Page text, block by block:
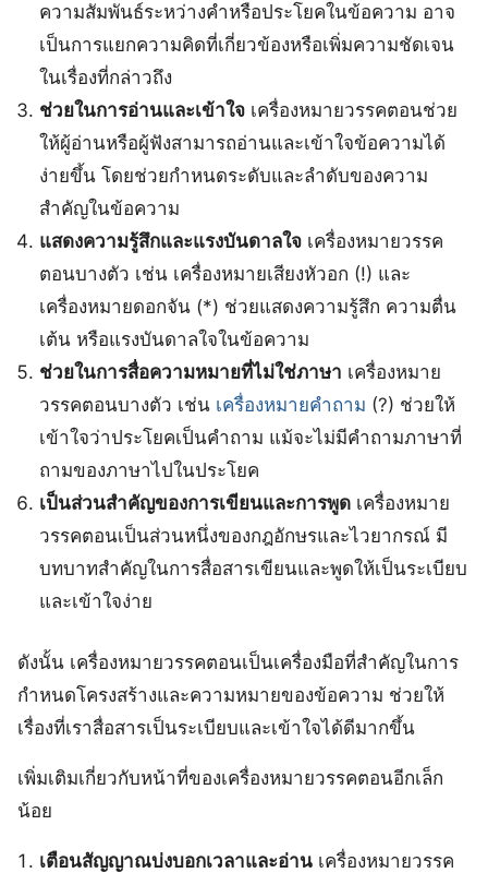
ความสัมพันธ์ระหว่างคำหรือประโยคในข้อความ อาจ
เป็นการแยกความคิดที่เกี่ยวข้องหรือเพิ่มความชัดเจน
ในเรื่องที่กล่าวถึง
ช่วยในการอ่านและเข้าใจ เครื่องหมายวรรคตอนช่วย
ให้ผู้อ่านหรือผู้ฟังสามารถอ่านและเข้าใจข้อความได้
ง่ายขึ้น โดยช่วยกำหนดระดับและลำดับของความ
สำคัญในข้อความ
แสดงความรู้สึกและแรงบันดาลใจ เครื่องหมายวรรค
ตอนบางตัว เช่น เครื่องหมายเสียงหัวอก (!) และ
เครื่องหมายดอกจัน (*) ช่วยแสดงความรู้สึก ความตื่น
เต้น หรือแรงบันดาลใจในข้อความ
ช่วยในการสื่อความหมายที่ไม่ใช่ภาษา เครื่องหมาย
วรรคตอนบางตัว เช่น เครื่องหมายคำถาม (?) ช่วยให้
เข้าใจว่าประโยคเป็นคำถาม แม้จะไม่มีคำถามภาษาที่
ถามของภาษาไปในประโยค
เป็นส่วนสำคัญของการเขียนและการพูด เครื่องหมาย
วรรคตอนเป็นส่วนหนึ่งของกฎอักษรและไวยากรณ์ มี
บทบาทสำคัญในการสื่อสารเขียนและพูดให้เป็นระเบียบ
และเข้าใจง่าย
ดังนั้น เครื่องหมายวรรคตอนเป็นเครื่องมือที่สำคัญในการ
กำหนดโครงสร้างและความหมายของข้อความ ช่วยให้
เรื่องที่เราสื่อสารเป็นระเบียบและเข้าใจได้ดีมากขึ้น
เพิ่มเติมเกี่ยวกับหน้าที่ของเครื่องหมายวรรคตอนอีกเล็ก
น้อย
เตือนสัญญาณบ่งบอกเวลาและอ่าน เครื่องหมายวรรค